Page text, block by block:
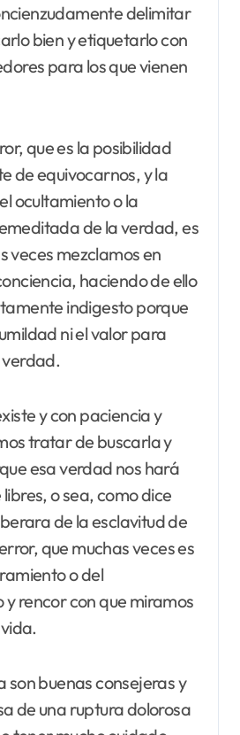
delimitar
bien y etiquetarlo con
para los que vienen
que es la posibilidad
de equivocarnos, y la
ocultamiento o la
de la verdad, es
veces mezclamos en
haciendo de ello
indigesto porque
ni el valor para
y con paciencia y
tratar de buscarla y
esa verdad nos hará
o sea, como dice
de la esclavitud de
que muchas veces es
o del
rencor con que miramos
son buenas consejeras y
de una ruptura dolorosa